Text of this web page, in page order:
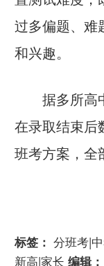
过多偏题、难
和兴趣。
据多所高中
在录取结束后
班考方案，全
标签： 分班考|
新高|家长 编辑：